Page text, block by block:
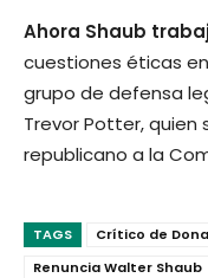
Ahora Shaub
cuestiones éticas
grupo de defensa
Trevor Potter,
republicano a la
TAGS Crítico de
Renuncia Walter Shaub